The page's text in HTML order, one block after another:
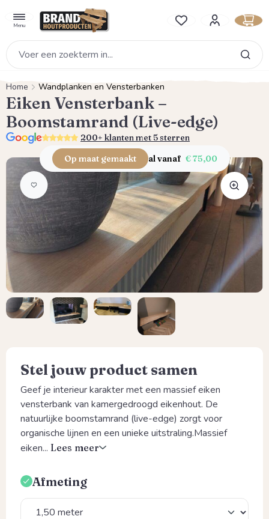
Menu Je hebt 0 items op je
Home Wandplanken en Vensterbanken
Eiken Vensterbank –
Boomstamrand (Live-edge)
5.0 200+ klanten met 5 sterren
Afbeeldingengalerij overslaan
Op maat gemaakt al vanaf € 75,00
Stel jouw product samen
Geef je interieur karakter met een massief eiken
vensterbank van kamergedroogd eikenhout. De
natuurlijke boomstamrand (live-edge) zorgt voor
organische lijnen en een unieke uitstraling.Massief
eiken... Lees meer
Selecteer
Afmeting